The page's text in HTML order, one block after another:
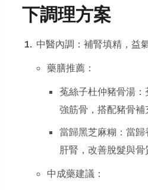
下調理方案
中醫內調：補腎填精，益
藥膳推薦：
菟絲子杜仲豬骨湯
強筋骨，搭配豬骨補
當歸黑芝麻糊：當
肝腎，改善脫髮與骨
中成藥建議：